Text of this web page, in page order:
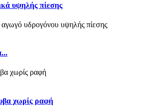
υψηλής πίεσης
χωρίς ραφή